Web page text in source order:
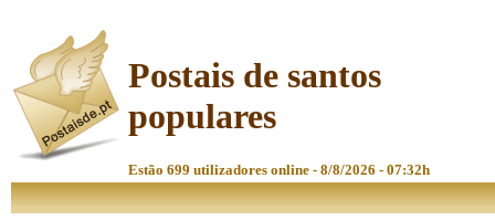
Postais de santos
populares
Estão 699 utilizadores online - 8/8/2026 - 07:32h